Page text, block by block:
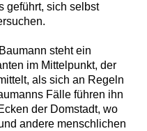
geführt, sich selbst
steht ein
im Mittelpunkt, der
als sich an Regeln
Fälle führen ihn
der Domstadt, wo
andere menschlichen